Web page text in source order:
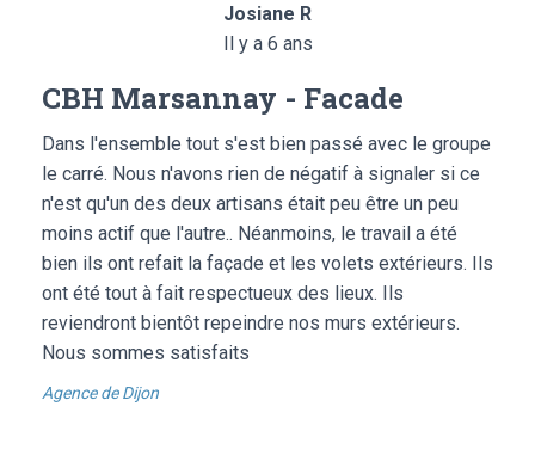
Josiane R
Il y a 6 ans
CBH Marsannay - Facade
Dans l'ensemble tout s'est bien passé avec le groupe
le carré. Nous n'avons rien de négatif à signaler si ce
n'est qu'un des deux artisans était peu être un peu
moins actif que l'autre.. Néanmoins, le travail a été
bien ils ont refait la façade et les volets extérieurs. Ils
ont été tout à fait respectueux des lieux. Ils
reviendront bientôt repeindre nos murs extérieurs.
Nous sommes satisfaits
Agence de Dijon